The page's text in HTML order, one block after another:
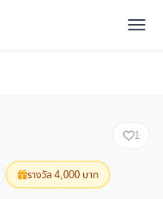
1
รางวัล 4,000 บาท